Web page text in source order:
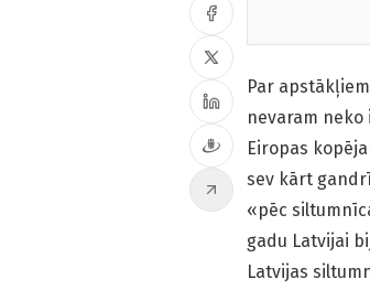
Par
nevaram
Eiropas
sev kārt
«pēc
gadu Latvijai
Latvijas